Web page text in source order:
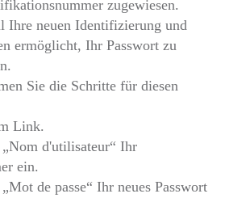
zugewiesen.
Ihre neuen Identifizierung und
ermöglicht, Ihr Passwort zu
Sie die Schritte für diesen
Link.
d'utilisateur“ Ihr
ein.
de passe“ Ihr neues Passwort